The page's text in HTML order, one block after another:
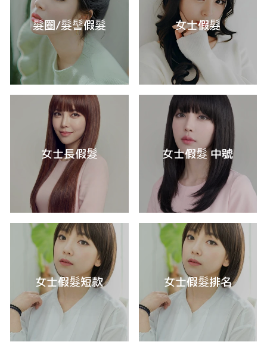
髮圈/髮髻假髮 女士假髮
女士長假髮 女士假髮 中號
女士假髮短款 女士假髮排名